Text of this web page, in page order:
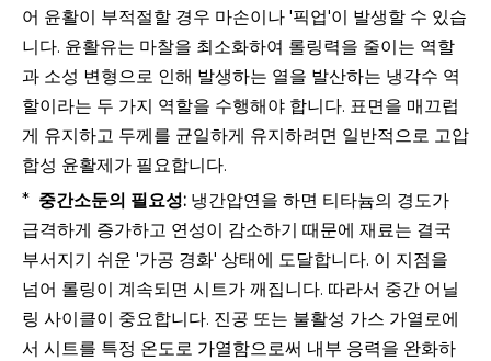
어 윤활이 부적절할 경우 마손이나 '픽업'이 발생할 수 있습
니다. 윤활유는 마찰을 최소화하여 롤링력을 줄이는 역할
과 소성 변형으로 인해 발생하는 열을 발산하는 냉각수 역
할이라는 두 가지 역할을 수행해야 합니다. 표면을 매끄럽
게 유지하고 두께를 균일하게 유지하려면 일반적으로 고압
합성 윤활제가 필요합니다.
* 중간소둔의 필요성: 냉간압연을 하면 티타늄의 경도가
급격하게 증가하고 연성이 감소하기 때문에 재료는 결국
부서지기 쉬운 '가공 경화' 상태에 도달합니다. 이 지점을
넘어 롤링이 계속되면 시트가 깨집니다. 따라서 중간 어닐
링 사이클이 중요합니다. 진공 또는 불활성 가스 가열로에
서 시트를 특정 온도로 가열함으로써 내부 응력을 완화하